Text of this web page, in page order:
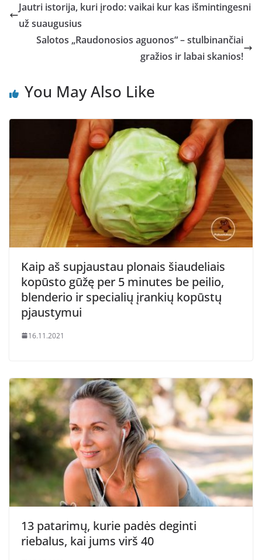
Jautri istorija, kuri įrodo: vaikai kur kas išmintingesni
už suaugusius
Salotos „Raudonosios aguonos“ – stulbinančiai
gražios ir labai skanios!
You May Also Like
Kaip aš supjaustau plonais šiaudeliais
kopūsto gūžę per 5 minutes be peilio,
blenderio ir specialių įrankių kopūstų
pjaustymui
16.11.2021
13 patarimų, kurie padės deginti
riebalus, kai jums virš 40